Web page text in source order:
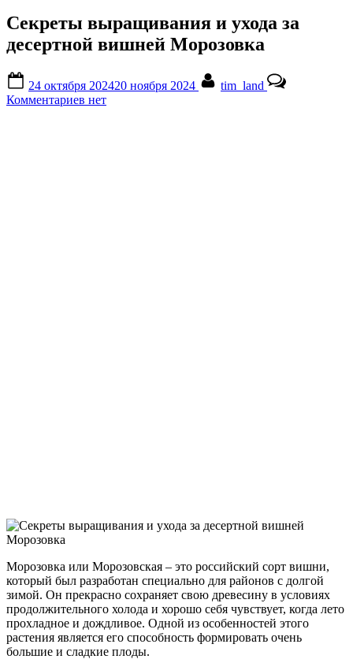
Секреты выращивания и ухода за
десертной вишней Морозовка
on
24 октября 202420 ноября 2024
tim_land
Комментариев кнет
Морозовка или Морозовская – это российский сорт вишни,
который был разработан специально для районов с долгой
зимой. Он прекрасно сохраняет свою древесину в условиях
продолжительного холода и хорошо себя чувствует, когда лето
прохладное и дождливое. Одной из особенностей этого
растения является его способность формировать очень
большие и сладкие плоды.